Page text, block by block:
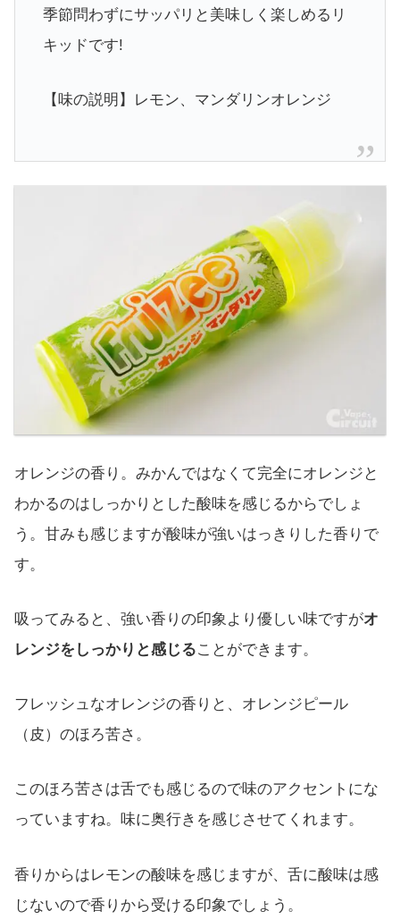
季節問わずにサッパリと美味しく楽しめるリ
キッドです!
【味の説明】レモン、マンダリンオレンジ
オレンジの香り。みかんではなくて完全にオレンジと
わかるのはしっかりとした酸味を感じるからでしょ
う。甘みも感じますが酸味が強いはっきりした香りで
す。
吸ってみると、強い香りの印象より優しい味ですがオ
レンジをしっかりと感じることができます。
フレッシュなオレンジの香りと、オレンジピール
（皮）のほろ苦さ。
このほろ苦さは舌でも感じるので味のアクセントにな
っていますね。味に奥行きを感じさせてくれます。
香りからはレモンの酸味を感じますが、舌に酸味は感
じないので香りから受ける印象でしょう。